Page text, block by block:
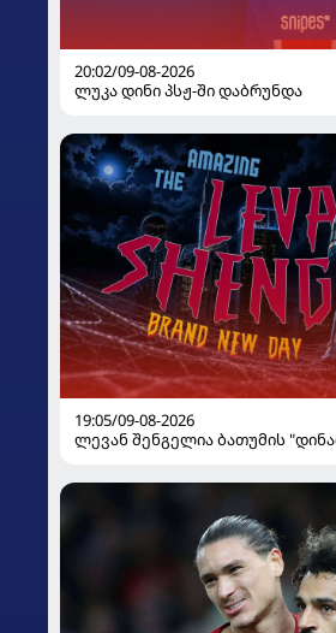
20:02/09-08-2026
ლუკა დინი პსჟ-ში დაბრუნდა
19:05/09-08-2026
ლევან შენგელია ბათუმის